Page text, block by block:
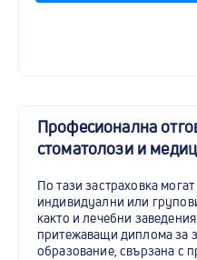
Професионална
стоматолози и
По тази застраховка
индивидуални или
както и лечебни
притежаващи диплома за
образование, свързана с